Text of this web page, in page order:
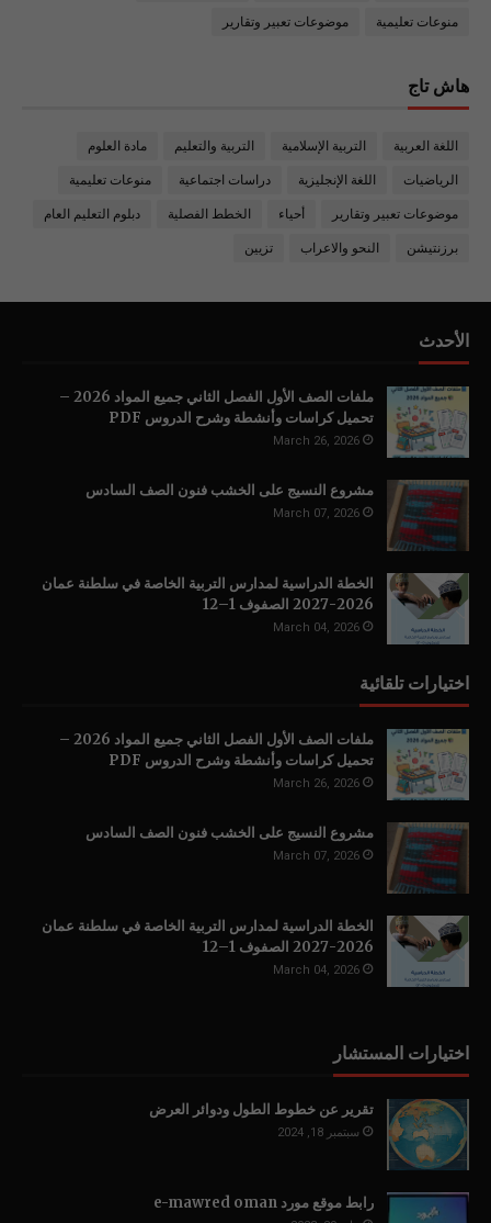
منوعات تعليمية موضوعات تعبير وتقارير
هاش تاج
اللغة العربية التربية الإسلامية التربية والتعليم مادة العلوم
الرياضيات اللغة الإنجليزية دراسات اجتماعية منوعات تعليمية
موضوعات تعبير وتقارير أحياء الخطط الفصلية دبلوم التعليم العام
برزنتيشن النحو والاعراب تزيين
الأحدث
ملفات الصف الأول الفصل الثاني جميع المواد 2026 –
تحميل كراسات وأنشطة وشرح الدروس PDF
March 26, 2026
مشروع النسيج على الخشب فنون الصف السادس
March 07, 2026
الخطة الدراسية لمدارس التربية الخاصة في سلطنة عمان
2026-2027 الصفوف 1–12
March 04, 2026
اختيارات تلقائية
ملفات الصف الأول الفصل الثاني جميع المواد 2026 –
تحميل كراسات وأنشطة وشرح الدروس PDF
March 26, 2026
مشروع النسيج على الخشب فنون الصف السادس
March 07, 2026
الخطة الدراسية لمدارس التربية الخاصة في سلطنة عمان
2026-2027 الصفوف 1–12
March 04, 2026
اختيارات المستشار
تقرير عن خطوط الطول ودوائر العرض
سبتمبر 18, 2024
رابط موقع مورد e-mawred oman